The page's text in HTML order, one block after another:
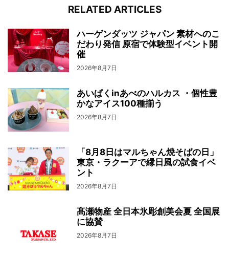
RELATED ARTICLES
ハーゲンダッツ ジャパン 素材へのこ
だわり発信 原宿で体験型イベント開
催
2026年8月7日
あいぱくinあべのハルカス ・個性豊
かなアイス100種揃う
2026年8月7日
「8月8日はマルちゃん焼そばの日」
東京・ラクーアで縁日風の試食イベ
ント
2026年8月7日
髙瀬物産 全日本氷彫創美会夏 全国展
に協賛
2026年8月7日